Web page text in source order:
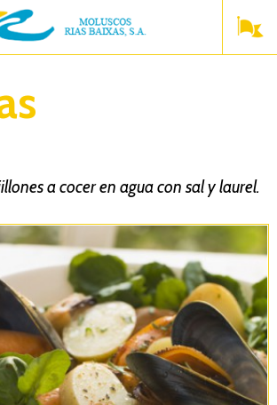
a cocer en agua con sal y laurel.